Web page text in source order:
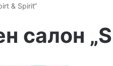
& Spirit“
салон